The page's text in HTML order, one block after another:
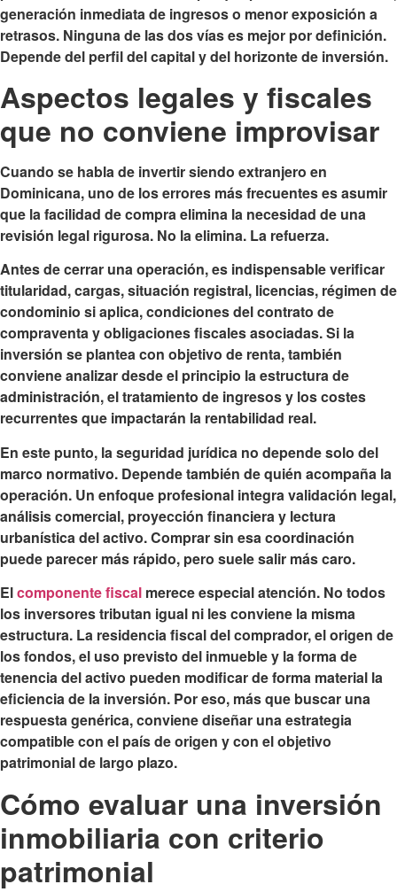
generación inmediata de ingresos o menor exposición a
retrasos. Ninguna de las dos vías es mejor por definición.
Depende del perfil del capital y del horizonte de inversión.
Aspectos legales y fiscales
que no conviene improvisar
Cuando se habla de invertir siendo extranjero en
Dominicana, uno de los errores más frecuentes es asumir
que la facilidad de compra elimina la necesidad de una
revisión legal rigurosa. No la elimina. La refuerza.
Antes de cerrar una operación, es indispensable verificar
titularidad, cargas, situación registral, licencias, régimen de
condominio si aplica, condiciones del contrato de
compraventa y obligaciones fiscales asociadas. Si la
inversión se plantea con objetivo de renta, también
conviene analizar desde el principio la estructura de
administración, el tratamiento de ingresos y los costes
recurrentes que impactarán la rentabilidad real.
En este punto, la seguridad jurídica no depende solo del
marco normativo. Depende también de quién acompaña la
operación. Un enfoque profesional integra validación legal,
análisis comercial, proyección financiera y lectura
urbanística del activo. Comprar sin esa coordinación
puede parecer más rápido, pero suele salir más caro.
Elcomponente fiscal merece especial atención. No todos
los inversores tributan igual ni les conviene la misma
estructura. La residencia fiscal del comprador, el origen de
los fondos, el uso previsto del inmueble y la forma de
tenencia del activo pueden modificar de forma material la
eficiencia de la inversión. Por eso, más que buscar una
respuesta genérica, conviene diseñar una estrategia
compatible con el país de origen y con el objetivo
patrimonial de largo plazo.
Cómo evaluar una inversión
inmobiliaria con criterio
patrimonial